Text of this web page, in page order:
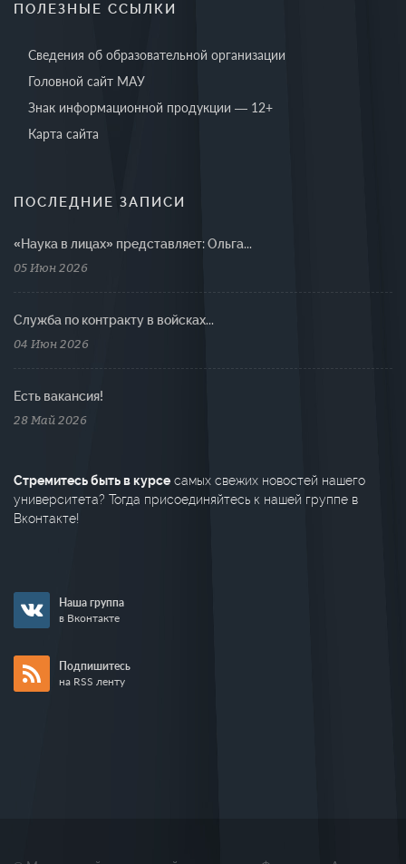
ПОЛЕЗНЫЕ ССЫЛКИ
Сведения об образовательной организации
Головной сайт МАУ
Знак информационной продукции — 12+
Карта сайта
ПОСЛЕДНИЕ ЗАПИСИ
«Наука в лицах» представляет: Ольга...
05 Июн 2026
Cлужба по контракту в войсках...
04 Июн 2026
Есть вакансия!
28 Май 2026
Стремитесь быть в курсе самых свежих новостей нашего
университета? Тогда присоединяйтесь к нашей группе в
Вконтакте!
Наша группа
в Вконтакте
Подпишитесь
на RSS ленту